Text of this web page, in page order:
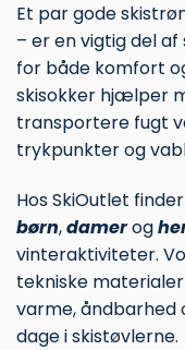
Et par gode
– er en vigtig del
for både komfort
skisokker hjælper
transportere fugt
trykpunkter og
Hos SkiOutlet
børn,damerog
vinteraktiviteter.
tekniske
varme, åndbarhed
dage i skistøvlerne.